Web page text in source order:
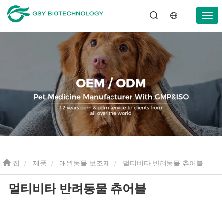
집 제품 애완동물 보조제 멀티비타 반려동물 츄어블
멀티비타 반려동물 츄어블